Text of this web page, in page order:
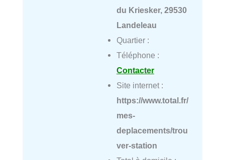
du Kriesker, 29530
Landeleau
Quartier :
Téléphone :
Contacter
Site internet :
https://www.total.fr/
mes-
deplacements/trou
ver-station